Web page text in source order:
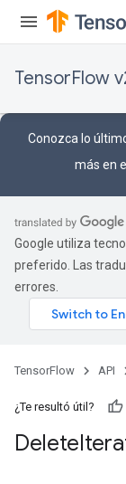
TensorFlow
Conozca lo
más en el
Google utiliza
preferido. Las
errores.
TensorFlow API
¿Te resultó útil?
Delete